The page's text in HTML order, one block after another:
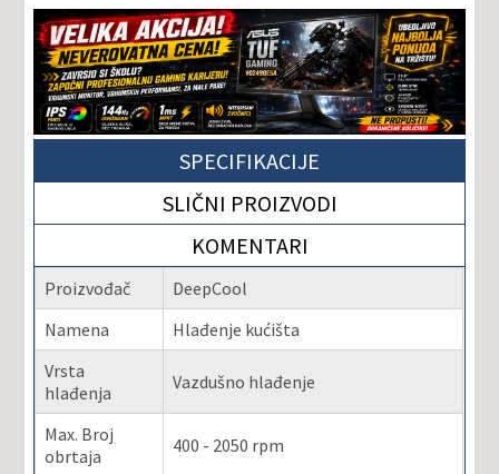
SPECIFIKACIJE
SLIČNI PROIZVODI
KOMENTARI
Proizvođač
DeepCool
Namena
Hlađenje kućišta
Vrsta
hlađenja
Vazdušno hlađenje
Max. Broj
obrtaja
400 - 2050 rpm